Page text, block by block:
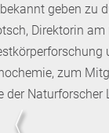
Die
Eva
„